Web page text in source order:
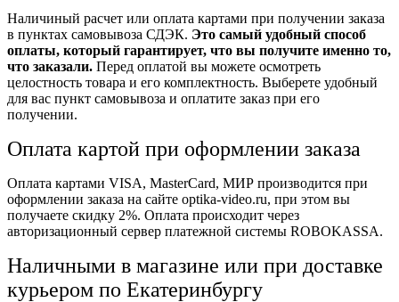
Наличиный расчет или оплата картами при получении заказа
в пунктах самовывоза СДЭК. Это самый удобный способ
оплаты, который гарантирует, что вы получите именно то,
что заказали. Перед оплатой вы можете осмотреть
целостность товара и его комплектность. Выберете удобный
для вас пункт самовывоза и оплатите заказ при его
получении.
Оплата картой при оформлении заказа
Оплата картами VISA, MasterCard, МИР производится при
оформлении заказа на сайте optika-video.ru, при этом вы
получаете скидку 2%. Оплата происходит через
авторизационный сервер платежной системы ROBOKASSA.
Наличными в магазине или при доставке
курьером по Екатеринбургу